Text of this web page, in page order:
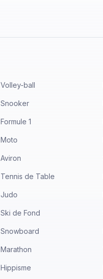
Volley-ball
Snooker
Formule 1
Moto
Aviron
Tennis de Table
Judo
Ski de Fond
Snowboard
Marathon
Hippisme